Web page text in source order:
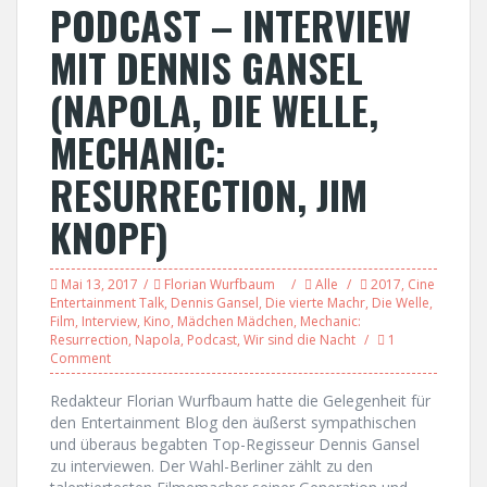
PODCAST – INTERVIEW
MIT DENNIS GANSEL
(NAPOLA, DIE WELLE,
MECHANIC:
RESURRECTION, JIM
KNOPF)
Mai 13, 2017 Florian Wurfbaum Alle 2017, Cine
Entertainment Talk, Dennis Gansel, Die vierte Machr, Die Welle,
Film, Interview, Kino, Mädchen Mädchen, Mechanic:
Resurrection, Napola, Podcast, Wir sind die Nacht
1
Comment
Redakteur Florian Wurfbaum hatte die Gelegenheit für
den Entertainment Blog den äußerst sympathischen
und überaus begabten Top-Regisseur Dennis Gansel
zu interviewen. Der Wahl-Berliner zählt zu den